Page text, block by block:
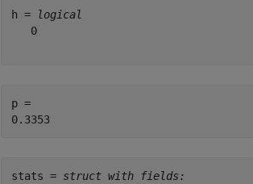
h =
logical
   0
p =
stats = struct with fields: